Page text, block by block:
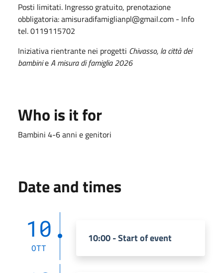
Posti limitati. Ingresso gratuito, prenotazione
obbligatoria:amisuradifamiglianpl@gmail.com - Info
tel. 0119115702
Iniziativa rientrante nei progetti Chivasso, la città dei
bambinieA misura di famiglia 2026
Who is it for
Bambini 4-6 anni e genitori
Date and times
10
OTT
10:00 - Start of event